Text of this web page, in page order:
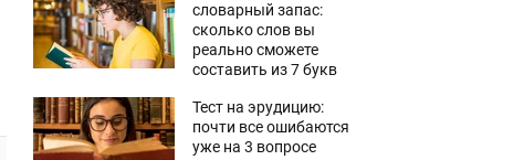
словарный запас:
сколько слов вы
реально сможете
составить из 7 букв
Тест на эрудицию:
почти все ошибаются
уже на 3 вопросе